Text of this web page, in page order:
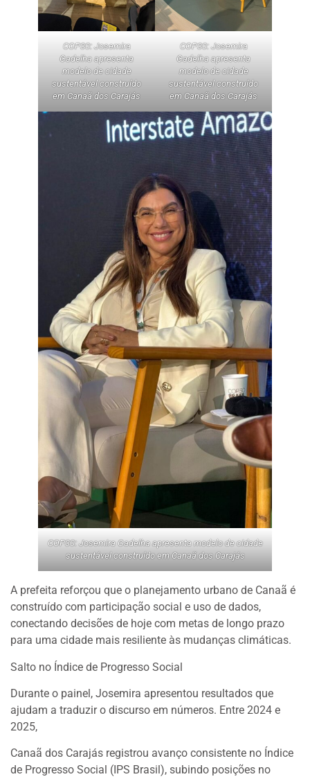
COP30: Josemira
Gadelha apresenta
modelo de cidade
sustentável construído
em Canaã dos Carajás
COP30: Josemira
Gadelha apresenta
modelo de cidade
sustentável construído
em Canaã dos Carajás
COP30: Josemira Gadelha apresenta modelo de cidade
sustentável construído em Canaã dos Carajás
A prefeita reforçou que o planejamento urbano de Canaã é
construído com participação social e uso de dados,
conectando decisões de hoje com metas de longo prazo
para uma cidade mais resiliente às mudanças climáticas.
Salto no Índice de Progresso Social
Durante o painel, Josemira apresentou resultados que
ajudam a traduzir o discurso em números. Entre 2024 e
2025,
Canaã dos Carajás registrou avanço consistente no Índice
de Progresso Social (IPS Brasil), subindo posições no